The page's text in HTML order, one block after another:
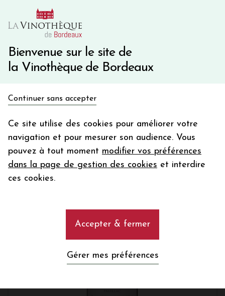
Bienvenue sur le site de
la Vinothèque de Bordeaux
Continuer sans accepter
Ce site utilise des cookies pour améliorer votre
navigation et pour mesurer son audience. Vous
pouvez à tout moment modifier vos préférences
dans la page de gestion des cookies et interdire
ces cookies.
Accepter & fermer
Gérer mes préférences
10€ de remise immédiate sur votre première commande
Une question ?
en bon d'achat
Votre
email
En m’abonnant, j’accepte de recevoir la newsletter de la